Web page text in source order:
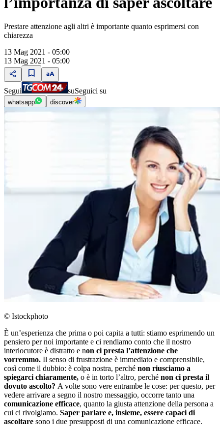
Prestare attenzione agli altri è importante quanto esprimersi con
chiarezza
13 Mag 2021 - 05:00
13 Mag 2021 - 05:00
Segui suSeguici su
whatsapp discover
© Istockphoto
È un’esperienza che prima o poi capita a tutti: stiamo esprimendo un
pensiero per noi importante e ci rendiamo conto che il nostro
interlocutore è distratto e non ci presta l’attenzione che
vorremmo. Il senso di frustrazione è immediato e comprensibile,
così come il dubbio: è colpa nostra, perché non riusciamo a
spiegarci chiaramente, o è in torto l’altro, perché non ci presta il
dovuto ascolto? A volte sono vere entrambe le cose: per questo, per
vedere arrivare a segno il nostro messaggio, occorre tanto una
comunicazione efficace, quanto la giusta attenzione della persona a
cui ci rivolgiamo. Saper parlare e, insieme, essere capaci di
ascoltare sono i due presupposti di una comunicazione efficace.